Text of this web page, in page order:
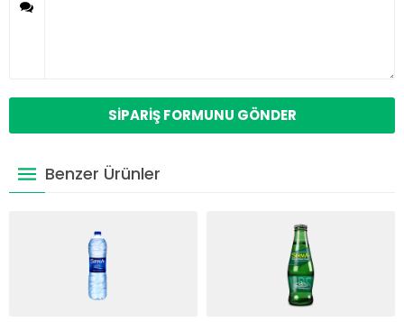
Benzer Ürünler